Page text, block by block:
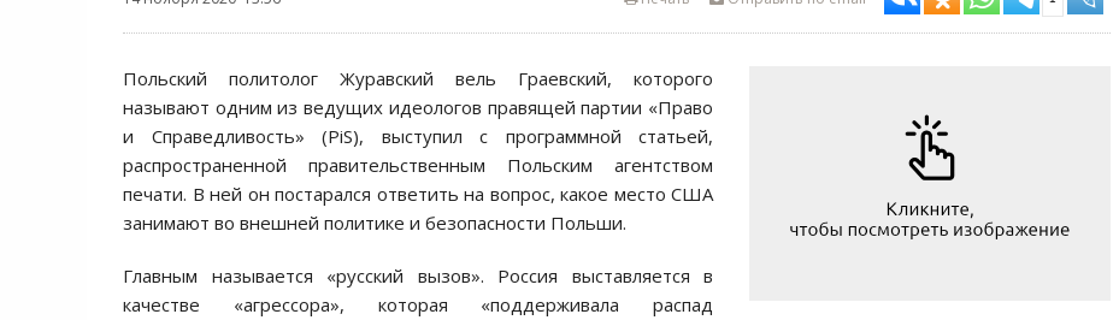
Польский политолог Журавский вель Граевский, которого
называют одним из ведущих идеологов правящей партии «Право
и Справедливость» (PiS), выступил с программной статьей,
распространенной правительственным Польским агентством
печати. В ней он постарался ответить на вопрос, какое место США
занимают во внешней политике и безопасности Польши.
Главным называется «русский вызов». Россия выставляется в
качестве «агрессора», которая «поддерживала распад